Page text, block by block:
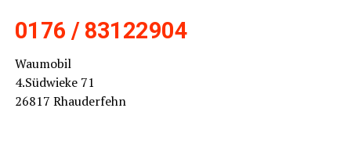
0176 / 83122904
Waum­o­bil
4.Südwieke 71
26817 Rhau­der­fehn